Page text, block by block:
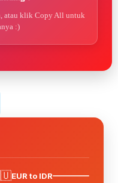
atau klik Copy All untuk
:)
EUR to IDR